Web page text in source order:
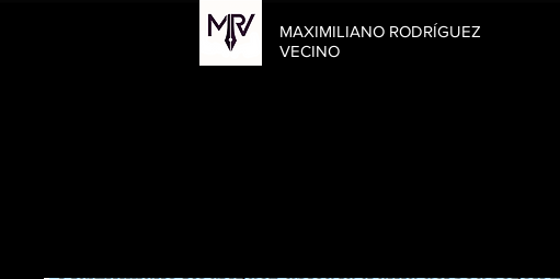
MAXIMILIANO RODRÍGUEZ
VECINO